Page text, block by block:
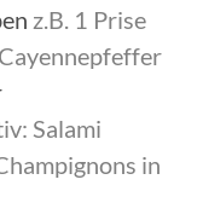
z.B. 1 Prise
Salami
in